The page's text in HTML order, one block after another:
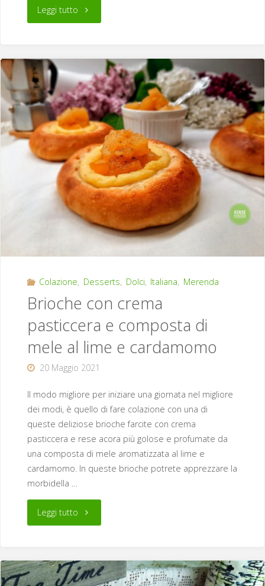
Leggi tutto"Muffins
mirtilli,
farina
di
mandorle
e
limone"
Colazione, Desserts, Dolci, Italiana, Merenda
Brioche con crema
pasticcera e composta di
mele al lime e cardamomo
20 Maggio 2021
Il modo migliore per iniziare una giornata nel migliore
dei modi, è quello di fare colazione con una di
queste deliziose brioche farcite con crema
pasticcera e rese acora più golose e profumate da
una composta di mele aromatizzata al lime e
cardamomo. In queste brioche potrete apprezzare la
morbidella …
Leggi tutto"Brioche
crema